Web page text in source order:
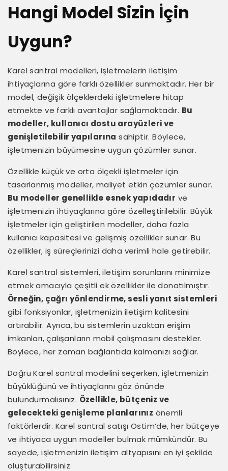
Hangi Model Sizin İçin
Uygun?
Karel santral modelleri, işletmelerin iletişim
ihtiyaçlarına göre farklı özellikler sunmaktadır. Her bir
model, değişik ölçeklerdeki işletmelere hitap
etmekte ve farklı avantajlar sağlamaktadır. Bu
modeller, kullanıcı dostu arayüzleri ve
genişletilebilir yapılarına sahiptir. Böylece,
işletmenizin büyümesine uygun çözümler sunar.
Özellikle küçük ve orta ölçekli işletmeler için
tasarlanmış modeller, maliyet etkin çözümler sunar.
Bu modeller genellikle esnek yapıdadır ve
işletmenizin ihtiyaçlarına göre özelleştirilebilir. Büyük
işletmeler için geliştirilen modeller, daha fazla
kullanıcı kapasitesi ve gelişmiş özellikler sunar. Bu
özellikler, iş süreçlerinizi daha verimli hale getirebilir.
Karel santral sistemleri, iletişim sorunlarını minimize
etmek amacıyla çeşitli ek özellikler ile donatılmıştır.
Örneğin, çağrı yönlendirme, sesli yanıt sistemleri
gibi fonksiyonlar, işletmenizin iletişim kalitesini
artırabilir. Ayrıca, bu sistemlerin uzaktan erişim
imkanları, çalışanların mobil çalışmasını destekler.
Böylece, her zaman bağlantıda kalmanızı sağlar.
Doğru Karel santral modelini seçerken, işletmenizin
büyüklüğünü ve ihtiyaçlarını göz önünde
bulundurmalısınız. Özellikle, bütçeniz ve
gelecekteki genişleme planlarınız önemli
faktörlerdir. Karel santral satışı Ostim’de, her bütçeye
ve ihtiyaca uygun modeller bulmak mümkündür. Bu
sayede, işletmenizin iletişim altyapısını en iyi şekilde
oluşturabilirsiniz.